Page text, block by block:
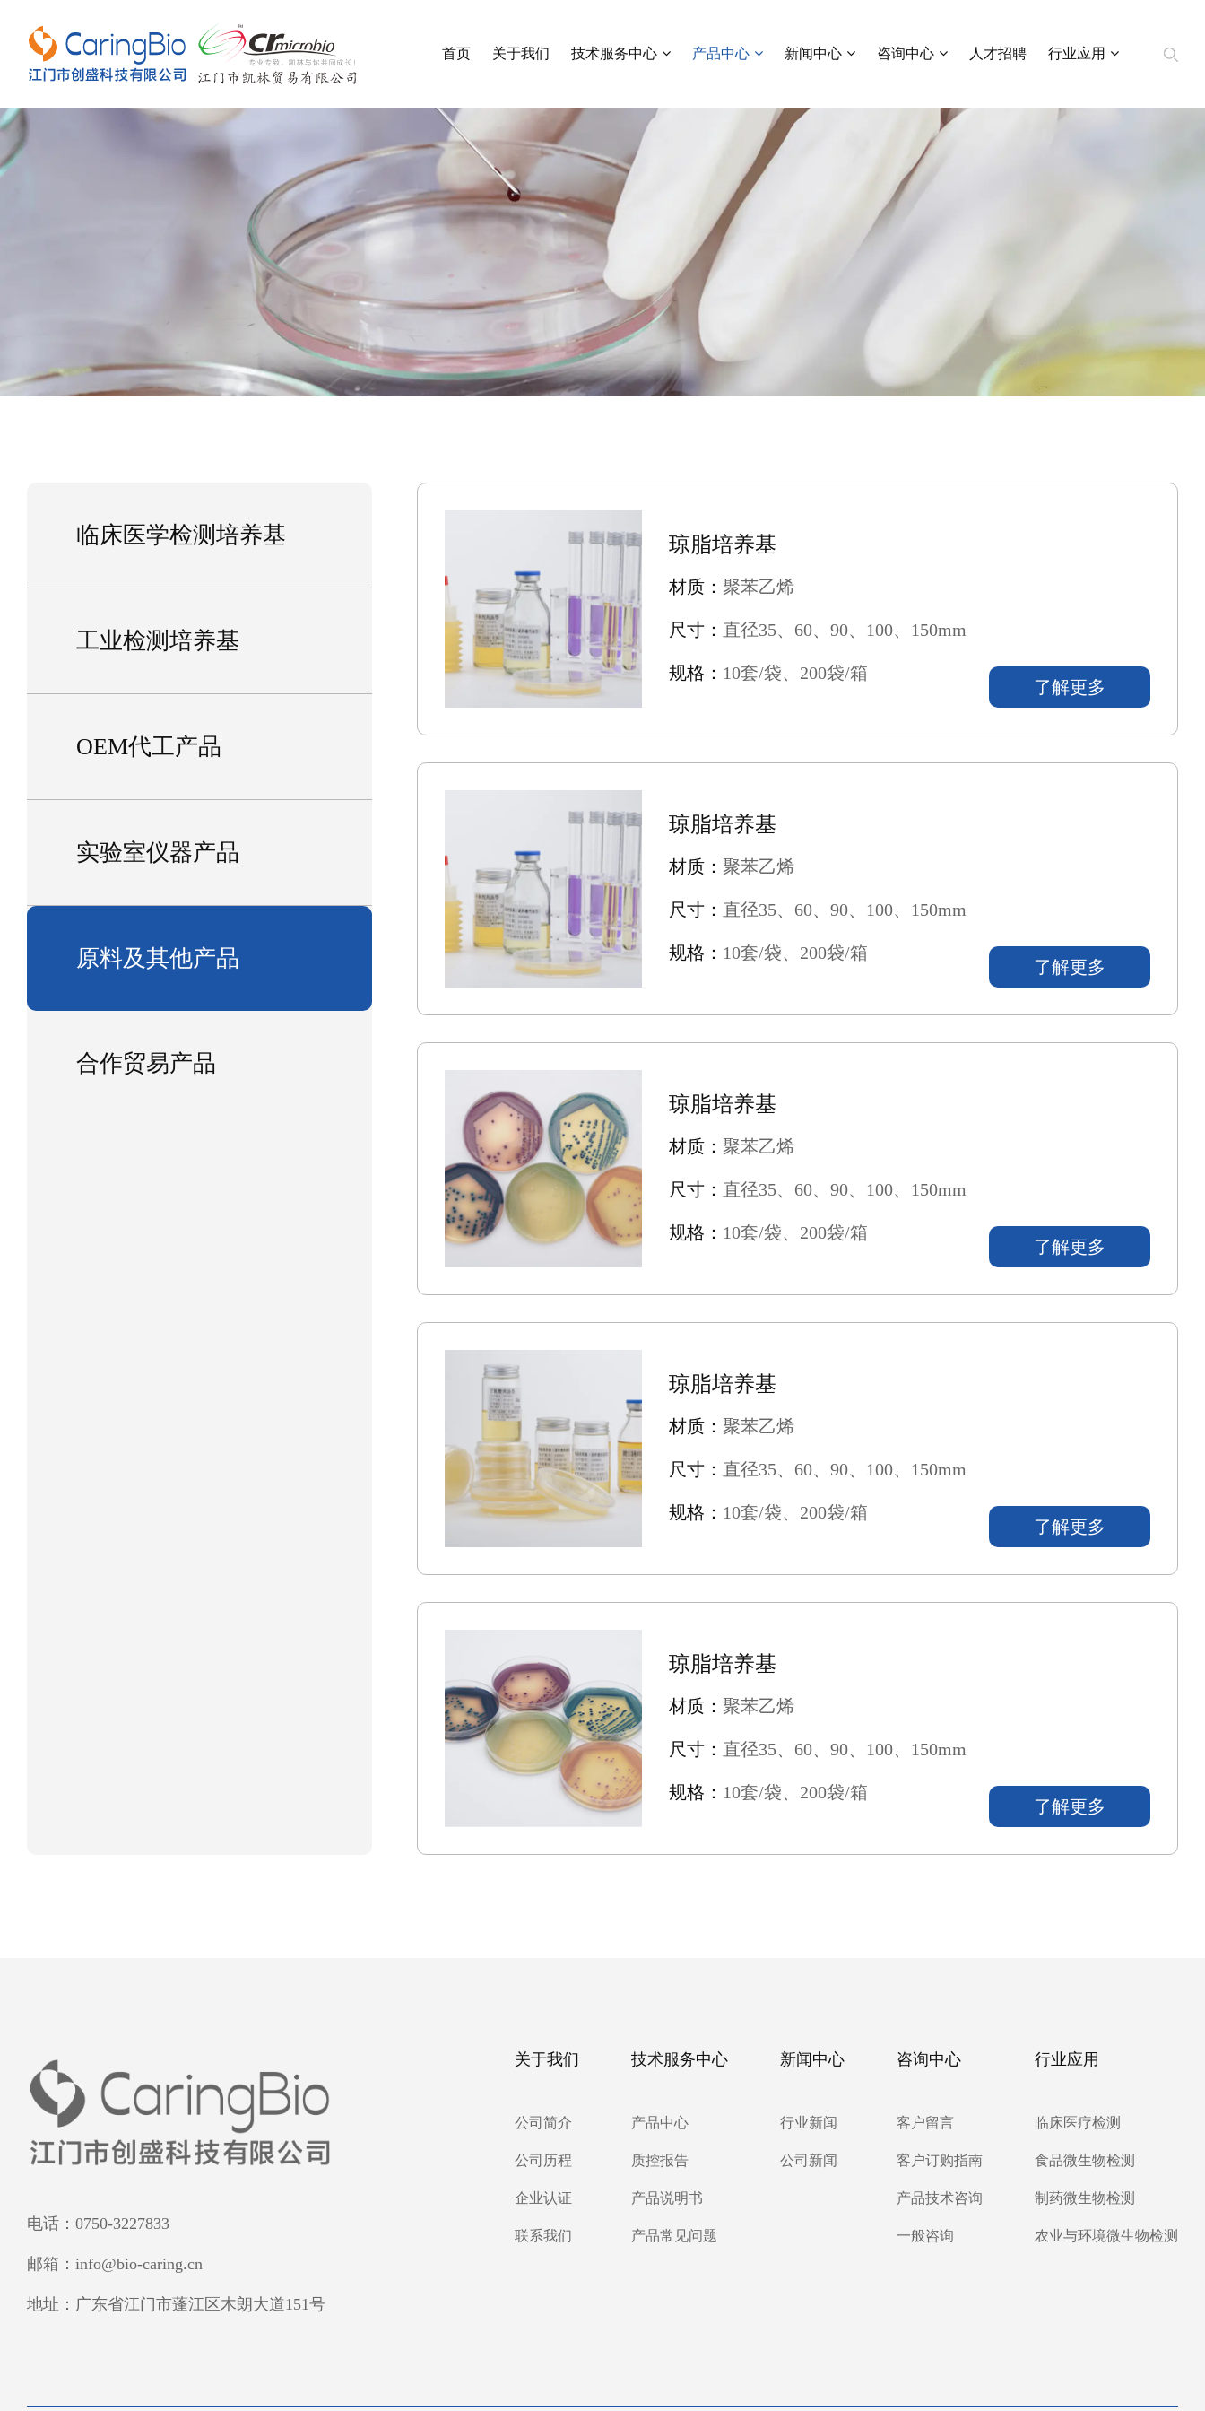
首页 关于我们 技术服务中心 产品中心 新闻中心 咨询中心 人才招聘 行业应用
哥伦比亚血琼脂培养基
沙保弱（罗）琼脂培养基
临床医学检测培养基
工业检测培养基
OEM代工产品
实验室仪器产品
原料及其他产品
合作贸易产品
琼脂培养基
材质： 聚苯乙烯
尺寸： 直径35、60、90、100、150mm
规格： 10套/袋、200袋/箱
了解更多
琼脂培养基
材质： 聚苯乙烯
尺寸： 直径35、60、90、100、150mm
规格： 10套/袋、200袋/箱
了解更多
琼脂培养基
材质： 聚苯乙烯
尺寸： 直径35、60、90、100、150mm
规格： 10套/袋、200袋/箱
了解更多
琼脂培养基
材质： 聚苯乙烯
尺寸： 直径35、60、90、100、150mm
规格： 10套/袋、200袋/箱
了解更多
琼脂培养基
材质： 聚苯乙烯
尺寸： 直径35、60、90、100、150mm
规格： 10套/袋、200袋/箱
了解更多
电话：0750-3227833
邮箱：info@bio-caring.cn
地址：广东省江门市蓬江区木朗大道151号
关于我们
公司简介
公司历程
企业认证
联系我们
技术服务中心
产品中心
质控报告
产品说明书
产品常见问题
新闻中心
行业新闻
公司新闻
咨询中心
客户留言
客户订购指南
产品技术咨询
一般咨询
行业应用
临床医疗检测
食品微生物检测
制药微生物检测
农业与环境微生物检测